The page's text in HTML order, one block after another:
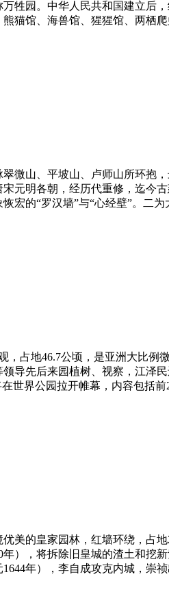
万牲园。中华人民共和国建立
猫馆、海兽馆、猩猩馆、两栖
微山、平坡山、卢师山所环抱
元明各朝，经历代重修，迄今
宏的“罗汉墙”与“心经壁”。二
，占地46.7公顷，是亚洲大比
导先后来园植树、视察，江泽
世界公园拉开帷幕，内容包括
美的皇家园林，红墙环绕，占
），将拆除旧皇城的渣土和
年），李自成攻克内城，崇